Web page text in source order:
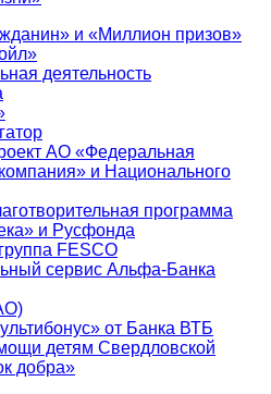
и «Миллион призов»
деятельность
АО «Федеральная
и Национального
программа
и Русфонда
FESCO
сервис Альфа-Банка
от Банка ВТБ
детям Свердловской
добра»